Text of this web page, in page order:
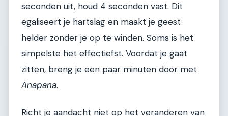
seconden uit, houd 4 seconden vast. Dit
egaliseert je hartslag en maakt je geest
helder zonder je op te winden. Soms is het
simpelste het effectiefst. Voordat je gaat
zitten, breng je een paar minuten door met
Anapana.
Richt je aandacht niet op het veranderen van